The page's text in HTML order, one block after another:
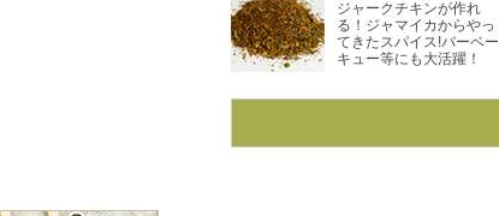
ジャークチキンが作れ
る！ジャマイカからやっ
てきたスパイス!バーベー
キュー等にも大活躍！